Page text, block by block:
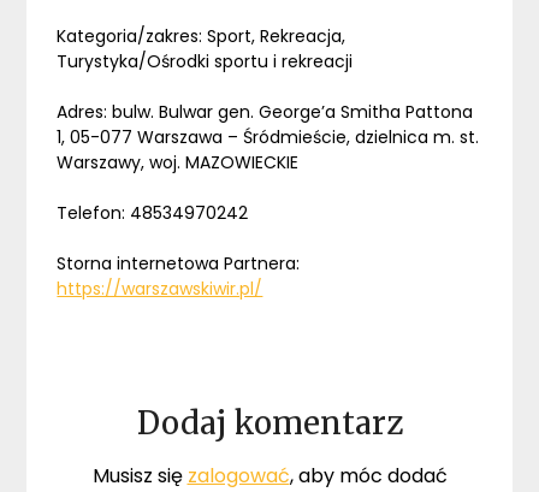
Kategoria/zakres: Sport, Rekreacja,
Turystyka/Ośrodki sportu i rekreacji
Adres: bulw. Bulwar gen. George’a Smitha Pattona
1, 05-077 Warszawa – Śródmieście, dzielnica m. st.
Warszawy, woj. MAZOWIECKIE
Telefon: 48534970242
Storna internetowa Partnera:
https://warszawskiwir.pl/
Dodaj komentarz
Musisz się zalogować, aby móc dodać